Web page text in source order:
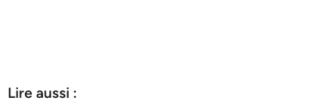
Lire aussi :